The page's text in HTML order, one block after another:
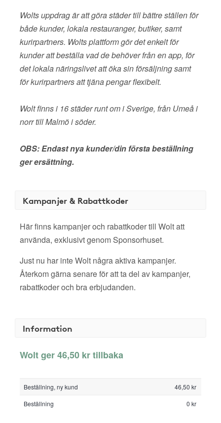
Wolts uppdrag är att göra städer till bättre ställen för
både kunder, lokala restauranger, butiker, samt
kurirpartners. Wolts plattform gör det enkelt för
kunder att beställa vad de behöver från en app, för
det lokala näringslivet att öka sin försäljning samt
för kurirpartners att tjäna pengar flexibelt.
Wolt finns i 16 städer runt om i Sverige, från Umeå i
norr till Malmö i söder.
OBS: Endast nya kunder/din första beställning
ger ersättning.
Kampanjer & Rabattkoder
Här finns kampanjer och rabattkoder till Wolt att
använda, exklusivt genom Sponsorhuset.
Just nu har inte Wolt några aktiva kampanjer.
Återkom gärna senare för att ta del av kampanjer,
rabattkoder och bra erbjudanden.
Information
Wolt ger 46,50 kr tillbaka
Beställning, ny kund
46,50 kr
Beställning
0 kr